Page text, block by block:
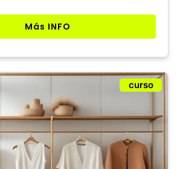
Más INFO
curso